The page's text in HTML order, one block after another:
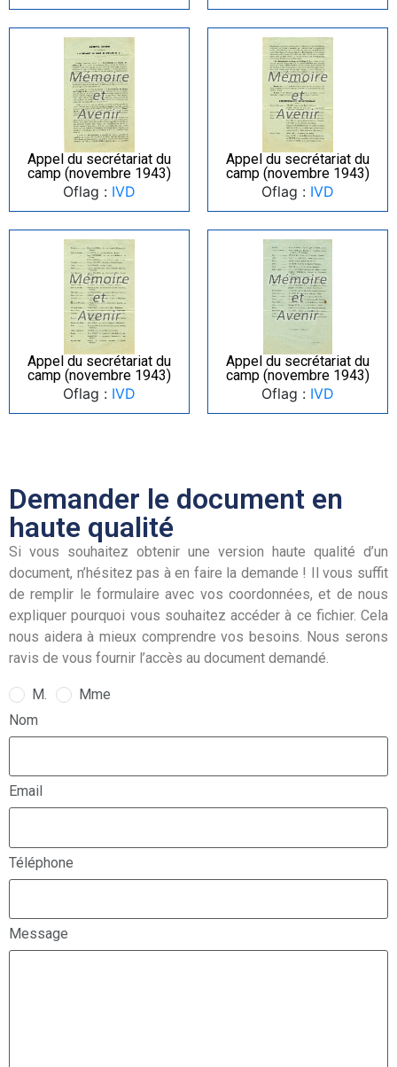
Appel du secrétariat du
camp (novembre 1943)
Oflag : IVD
Appel du secrétariat du
camp (novembre 1943)
Oflag : IVD
Appel du secrétariat du
camp (novembre 1943)
Oflag : IVD
Appel du secrétariat du
camp (novembre 1943)
Oflag : IVD
Demander le document en
haute qualité
Si vous souhaitez obtenir une version haute qualité d’un
document, n’hésitez pas à en faire la demande ! Il vous suffit
de remplir le formulaire avec vos coordonnées, et de nous
expliquer pourquoi vous souhaitez accéder à ce fichier. Cela
nous aidera à mieux comprendre vos besoins. Nous serons
ravis de vous fournir l’accès au document demandé.
M.
Mme
Nom
Email
Téléphone
Message